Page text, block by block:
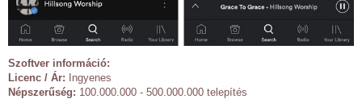
Szoftver információ:
Licenc / Ár: Ingyenes
Népszerűség: 100.000.000 - 500.000.000 telepítés